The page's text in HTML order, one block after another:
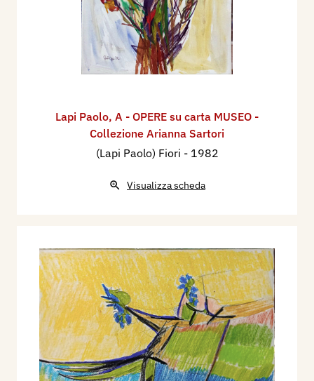
Lapi Paolo, A - OPERE su carta MUSEO -
Collezione Arianna Sartori
(Lapi Paolo) Fiori - 1982
Visualizza scheda